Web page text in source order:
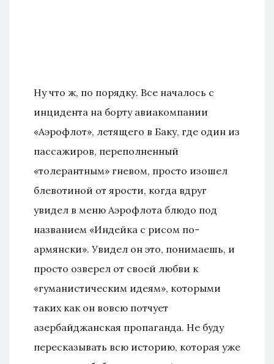
Ну что ж, по порядку. Все началось с
инцидента на борту авиакомпании
«Аэрофлот», летящего в Баку, где один из
пассажиров, переполненный
«толерантным» гневом, просто изошел
блевотиной от ярости, когда вдруг
увидел в меню Аэрофлота блюдо под
названием «Индейка с рисом по-
армянски». Увидел он это, понимаешь, и
просто озверел от своей любви к
«гуманистическим идеям», которыми
таких как он вовсю потчует
азербайджанская пропаганда. Не буду
пересказывать всю историю, которая уже